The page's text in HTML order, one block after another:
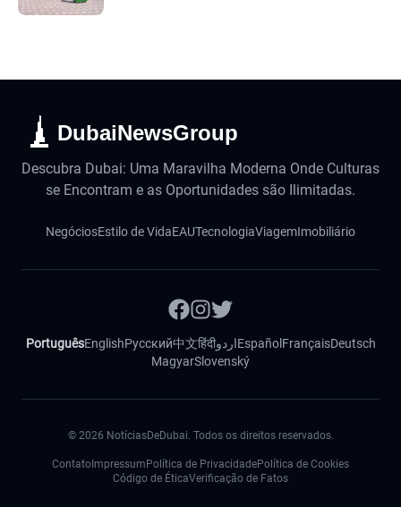
DubaiNewsGroup
Descubra Dubai: Uma Maravilha Moderna Onde Culturas
se Encontram e as Oportunidades são Ilimitadas.
NegóciosEstilo de VidaEAUTecnologiaViagemImobiliário
PortuguêsEnglishРусский中文हिंदीاردوEspañol FrançaisDeutsch
MagyarSlovenský
© 2026 NotíciasDeDubai. Todos os direitos reservados.
Contato Impressum Política de PrivacidadePolítica de Cookies
Código de ÉticaVerificação de Fatos